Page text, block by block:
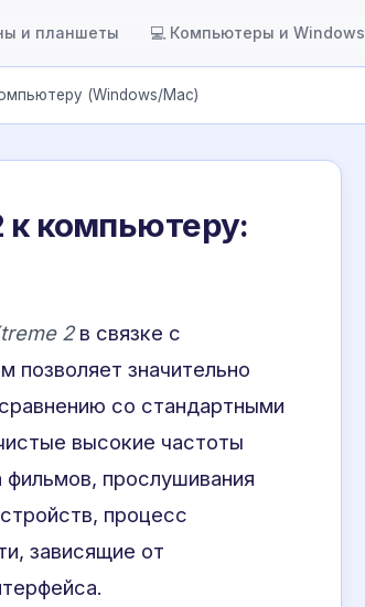
и планшеты 💻 Компьютеры и Windows
(Windows/Mac)
к компьютеру:
2в связке с
позволяет значительно
со стандартными
высокие частоты
прослушивания
процесс
зависящие от